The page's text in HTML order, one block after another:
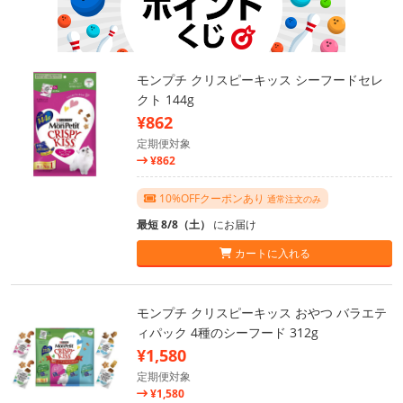
モンプチ クリスピーキッス シーフードセレ
クト 144g
¥862
定期便対象
¥862
10%OFFクーポンあり 通常注文のみ
最短 8/8（土） にお届け
カートに入れる
モンプチ クリスピーキッス おやつ バラエテ
ィパック 4種のシーフード 312g
¥1,580
定期便対象
¥1,580